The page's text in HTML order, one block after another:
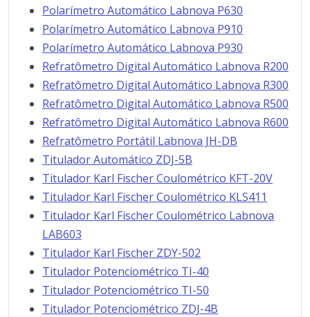
Polarímetro Automático Labnova P630
Polarímetro Automático Labnova P910
Polarímetro Automático Labnova P930
Refratômetro Digital Automático Labnova R200
Refratômetro Digital Automático Labnova R300
Refratômetro Digital Automático Labnova R500
Refratômetro Digital Automático Labnova R600
Refratômetro Portátil Labnova JH-DB
Titulador Automático ZDJ-5B
Titulador Karl Fischer Coulométrico KFT-20V
Titulador Karl Fischer Coulométrico KLS411
Titulador Karl Fischer Coulométrico Labnova
LAB603
Titulador Karl Fischer ZDY-502
Titulador Potenciométrico TI-40
Titulador Potenciométrico TI-50
Titulador Potenciométrico ZDJ-4B